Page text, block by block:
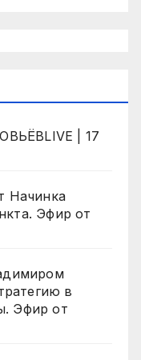
| 17
Начинка
Эфир от
в
Эфир от